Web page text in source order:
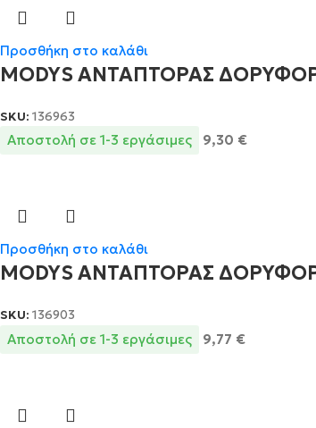
Προσθήκη στο καλάθι
MODYS ΑΝΤΑΠΤΟΡΑΣ
SKU: 136963
Αποστολή σε 1-3 εργάσιμες 9,30 €
Προσθήκη στο καλάθι
MODYS ΑΝΤΑΠΤΟΡΑΣ
SKU: 136903
Αποστολή σε 1-3 εργάσιμες 9,77 €